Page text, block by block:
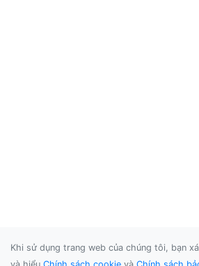
Khi sử dụng trang web của chúng tôi, bạn